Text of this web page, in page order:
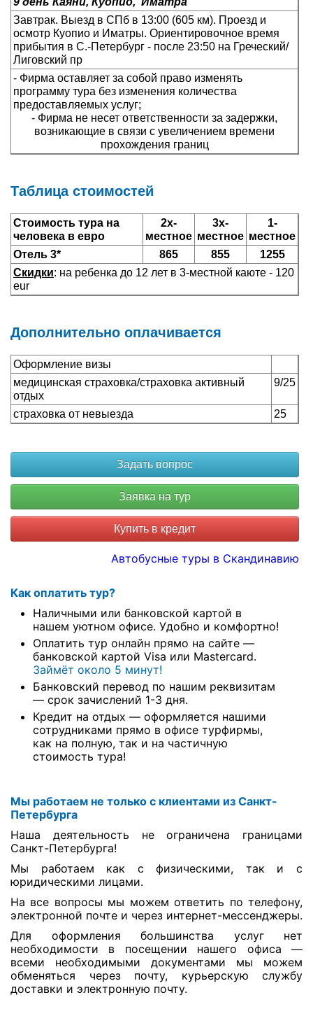
Завтрак. Выезд в СПб в 13:00 (605 км). Проезд и
осмотр Куопио и Иматры. Ориентировочное время
прибытия в С.-Петербург - после 23:50 на Греческий/
Лиговский пр
- Фирма оставляет за собой право изменять
программу тура без изменения количества
предоставляемых услуг;
- Фирма не несет ответственности за задержки,
возникающие в связи с увеличением времени
прохождения границ
Таблица стоимостей
Стоимость тура на
человека в евро
2х-
местное
3х-
местное
1-
местное
Отель 3*
865 855
1255
Скидки: на ребенка до 12 лет в 3-местной каюте - 120
eur
Дополнительно оплачивается
Оформление визы
медицинская страховка/страховка активный
отдых
9/25
страховка от невыезда 25
Купить в кредит
Автобусные туры в Скандинавию
Как оплатить тур?
Наличными или банковской картой в
нашем уютном офисе. Удобно и комфортно!
Оплатить тур онлайн прямо на сайте —
банковской картой Visa или Mastercard.
Займёт около 5 минут!
Банковский перевод по нашим реквизитам
— срок зачислений 1-3 дня.
Кредит на отдых — оформляется нашими
сотрудниками прямо в офисе турфирмы,
как на полную, так и на частичную
стоимость тура!
Мы работаем не только с клиентами из Санкт-
Петербурга
Наша деятельность не ограничена границами
Санкт-Петербурга!
Мы работаем как с физическими, так и с
юридическими лицами.
На все вопросы мы можем ответить по телефону,
электронной почте и через интернет-мессенджеры.
Для оформления большинства услуг нет
необходимости в посещении нашего офиса —
всеми необходимыми документами мы можем
обменяться через почту, курьерскую службу
доставки и электронную почту.